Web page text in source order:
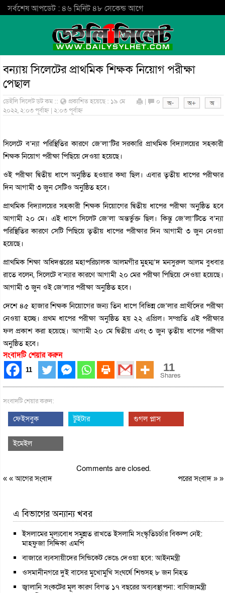
সর্বশেষ আপডেট : ৪৬ মিনিট ৪৮ সেকেন্ড আগে
বন্যায় সিলেটের প্রাথমিক শিক্ষক নিয়োগ পরীক্ষা
পেছাল
ডেইলি সিলেট ডট কম ::
প্রকাশিত হয়েছে : ১৯ মে
২০২২, ২:০৩ পূর্বাহ্ন | ২:০৩ পূর্বাহ্ন
| ০
সিলেটে ব’ন্যা পরিস্থিতির কারণে জে’লা’টির সরকারি প্রাথমিক বিদ্যালয়ের সহকারী
শিক্ষক নিয়োগ পরীক্ষা পিছিয়ে দেওয়া হয়েছে।
ওই পরীক্ষা দ্বিতীয় ধাপে অনুষ্ঠিত হওয়ার কথা ছিল। এবার তৃতীয় ধাপের পরীক্ষার
দিন আগামী ৩ জুন সেটিও অনুষ্ঠিত হবে।
প্রাথমিক বিদ্যালয়ের সহকারী শিক্ষক নিয়োগের দ্বিতীয় ধাপের পরীক্ষা অনুষ্ঠিত হবে
আগামী ২০ মে। এই ধাপে সিলেট জে’লা অন্তর্ভুক্ত ছিল। কিন্তু জে’লা’টিতে ব’ন্যা
পরিস্থিতির কারণে সেটি পিছিয়ে তৃতীয় ধাপের পরীক্ষার দিন আগামী ৩ জুন নেওয়া
হয়েছে।
প্রাথমিক শিক্ষা অধিদপ্তরের মহাপরিচালক আলমগীর মুহম্ম’দ মনসুরুল আলম বুধবার
রাতে বলেন, সিলেটে ব’ন্যার কারণে আগামী ২০ মের পরীক্ষা পিছিয়ে দেওয়া হয়েছে।
আগামী ৩ জুন ওই জে’লার পরীক্ষা অনুষ্ঠিত হবে।
দেশে ৪৫ হাজার শিক্ষক নিয়োগের জন্য তিন ধাপে বিভিন্ন জে’লার প্রার্থীদের পরীক্ষা
নেওয়া হচ্ছে। প্রথম ধাপের পরীক্ষা অনুষ্ঠিত হয় ২২ এপ্রিল। সম্প্রতি এই পরীক্ষার
ফল প্রকাশ করা হয়েছে। আগামী ২০ মে দ্বিতীয় এবং ৩ জুন তৃতীয় ধাপের পরীক্ষা
অনুষ্ঠিত হবে।
সংবাদটি শেয়ার করুন
11 11
Shares
সংবাদটি শেয়ার করুন:
ফেইসবুক টুইটার গুগল প্লাস
ইমেইল
Comments are closed.
« «আগের সংবাদ পরের সংবাদ» »
এ বিভাগের অন্যান্য খবর
ইসলামের মূল্যবোধ সমুন্নত রাখতে ইসলামি সংস্কৃতিচর্চার বিকল্প নেই:
মাহফুজা সিদ্দিকা এমপি
বাজারে ব্যবসায়ীদের সিন্ডিকেট ভেঙে দেওয়া হবে: আইনমন্ত্রী
ওসমানীনগরে দুই বাসের মুখোমুখি সংঘর্ষে শিশুসহ ৮ জন নিহত
জ্বালানি সংকটের মূল কারণ বিগত ১৭ বছরের অব্যবস্থাপনা: বাণিজ্যমন্ত্রী